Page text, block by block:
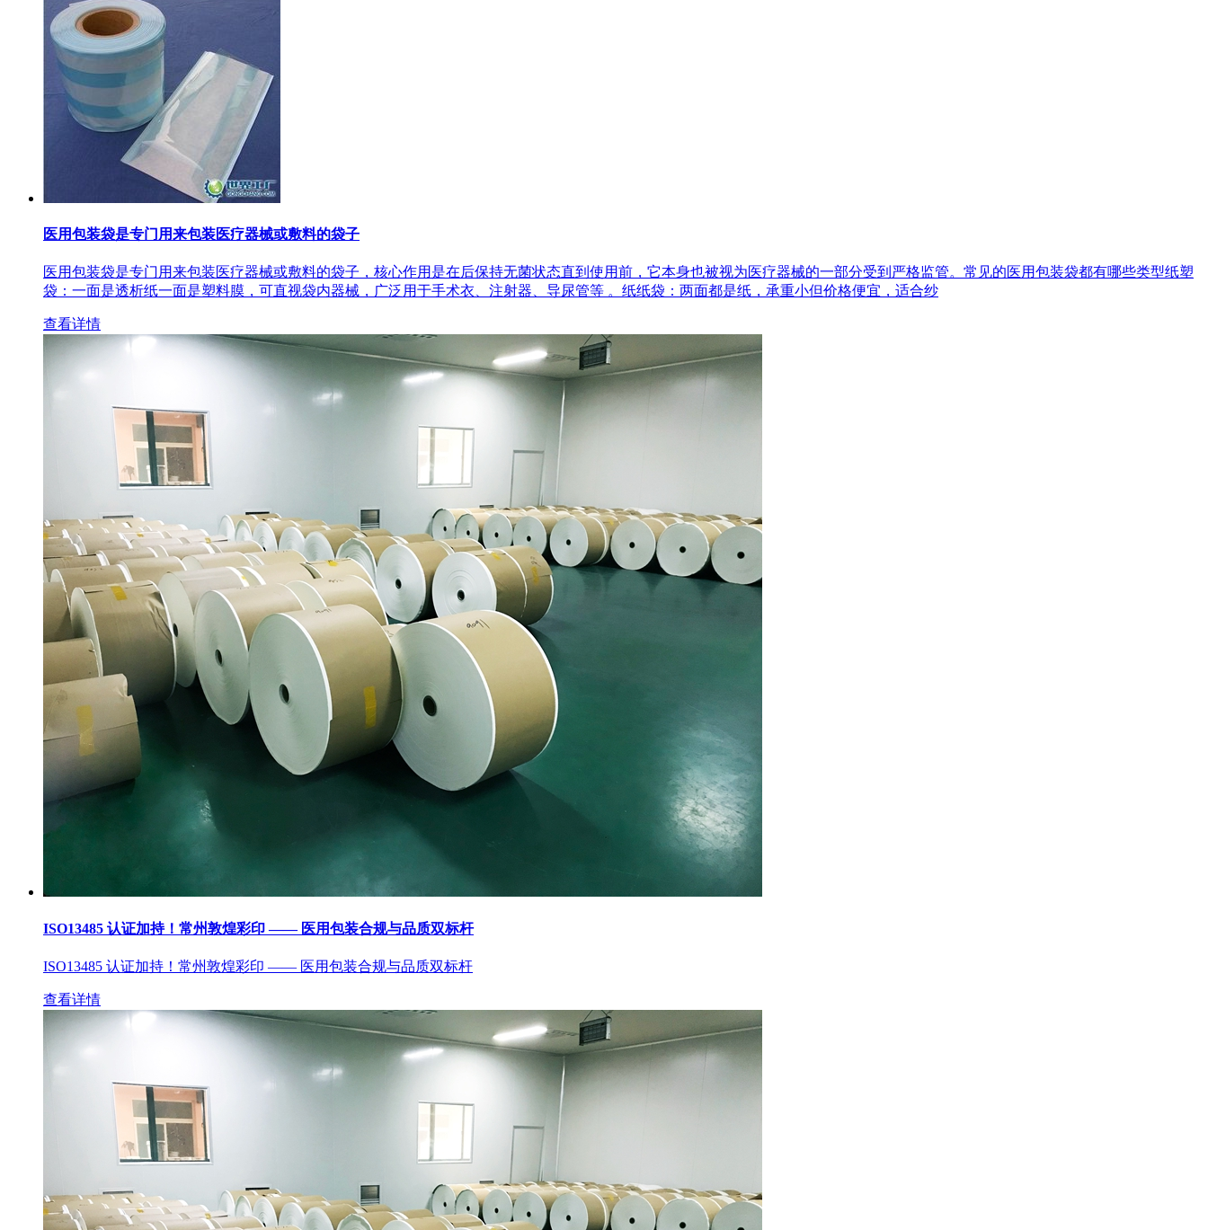
医用包装袋‌是专门用来包装医疗器械或敷料的袋子
医用包装袋‌是专门用来包装医疗器械或敷料的袋子，核心作用是在后‌保持无菌状态‌直到使用前，它本身也被视为医疗器械的一部分受到严格监管。常见的医用包装袋都有哪些类型‌纸塑
袋‌：一面是透析纸一面是塑料膜，可直视袋内器械，广泛用于手术衣、注射器、导尿管等 。‌纸纸袋‌：两面都是纸，承重小但价格便宜，适合纱
查看详情
ISO13485 认证加持！常州敦煌彩印 —— 医用包装合规与品质双标杆
ISO13485 认证加持！常州敦煌彩印 —— 医用包装合规与品质双标杆
查看详情